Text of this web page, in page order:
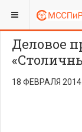
ВЫ ЗДЕСЬ:
Деловое
18 ФЕВРАЛЯ 2014